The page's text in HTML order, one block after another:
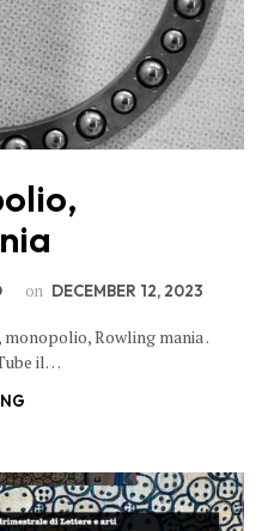
on DECEMBER 12, 2023
Rowling mania .
il…